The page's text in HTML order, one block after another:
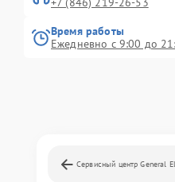
Время работы
Ежедневно с 9:00 до
Сервисный центр General